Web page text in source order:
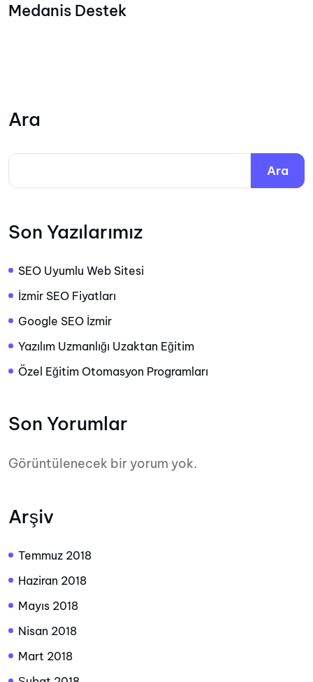
Medanis Destek
Ara
Ara
Son Yazılarımız
SEO Uyumlu Web Sitesi
İzmir SEO Fiyatları
Google SEO İzmir
Yazılım Uzmanlığı Uzaktan Eğitim
Özel Eğitim Otomasyon Programları
Son Yorumlar
Görüntülenecek bir yorum yok.
Arşiv
Temmuz 2018
Haziran 2018
Mayıs 2018
Nisan 2018
Mart 2018